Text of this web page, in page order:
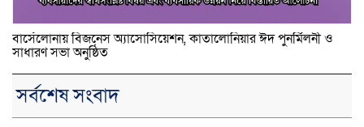
বার্সেলোনায় বিজনেস অ্যাসোসিয়েশন, কাতালোনিয়ার ঈদ পুনর্মিলনী ও
সাধারণ সভা অনুষ্ঠিত
সর্বশেষ সংবাদ